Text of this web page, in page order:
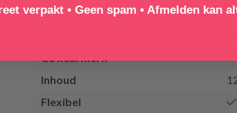
Rekbaar
Ce keurmerk
Inhoud
Flexibel
verpakt • Geen spam • Afmelden kan